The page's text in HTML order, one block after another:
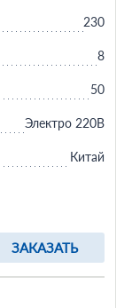
ЗАКАЗАТЬ
230
8
50
Электро 220В
Китай